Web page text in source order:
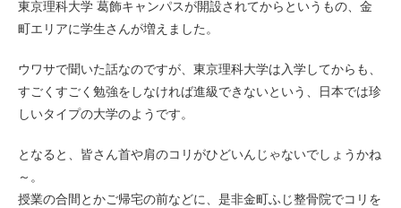
東京理科大学 葛飾キャンパスが開設されてからというもの、金
町エリアに学生さんが増えました。
ウワサで聞いた話なのですが、東京理科大学は入学してからも、
すごくすごく勉強をしなければ進級できないという、日本では珍
しいタイプの大学のようです。
となると、皆さん首や肩のコリがひどいんじゃないでしょうかね
～。
授業の合間とかご帰宅の前などに、是非金町ふじ整骨院でコリを